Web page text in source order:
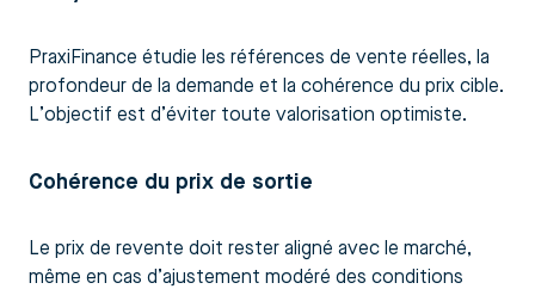
PraxiFinance étudie les références de vente réelles, la
profondeur de la demande et la cohérence du prix cible.
L’objectif est d’éviter toute valorisation optimiste.
Cohérence du prix de sortie
Le prix de revente doit rester aligné avec le marché,
même en cas d’ajustement modéré des conditions